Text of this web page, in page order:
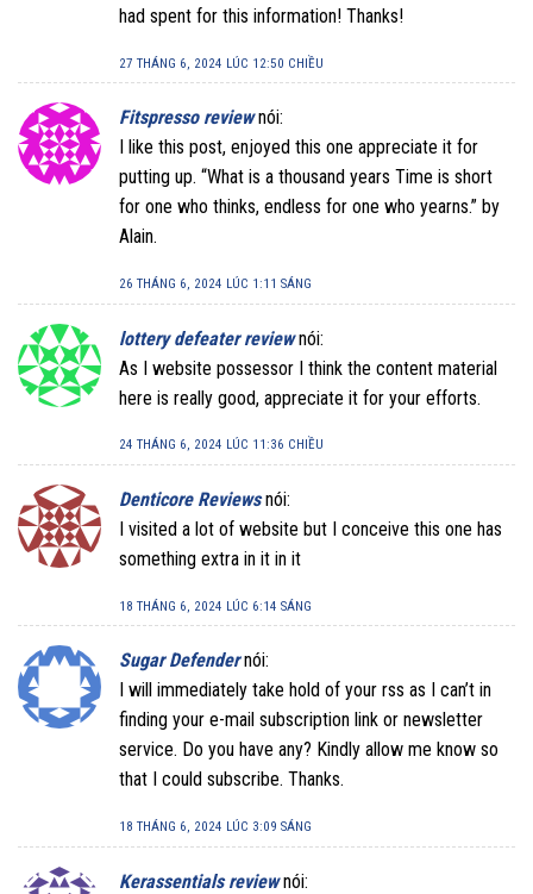
had spent for this information! Thanks!
27 THÁNG 6, 2024 LÚC 12:50 CHIỀU
Fitspresso review nói:
I like this post, enjoyed this one appreciate it for
putting up. “What is a thousand years Time is short
for one who thinks, endless for one who yearns.” by
Alain.
26 THÁNG 6, 2024 LÚC 1:11 SÁNG
lottery defeater review nói:
As I website possessor I think the content material
here is really good, appreciate it for your efforts.
24 THÁNG 6, 2024 LÚC 11:36 CHIỀU
Denticore Reviews nói:
I visited a lot of website but I conceive this one has
something extra in it in it
18 THÁNG 6, 2024 LÚC 6:14 SÁNG
Sugar Defender nói:
I will immediately take hold of your rss as I can’t in
finding your e-mail subscription link or newsletter
service. Do you have any? Kindly allow me know so
that I could subscribe. Thanks.
18 THÁNG 6, 2024 LÚC 3:09 SÁNG
Kerassentials review nói: